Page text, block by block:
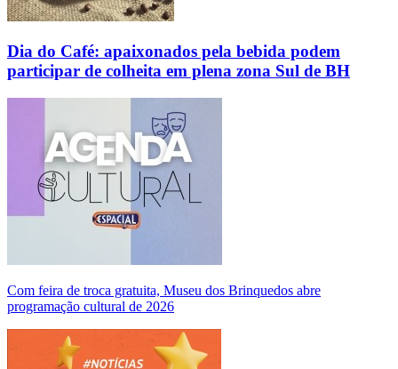
Dia do Café: apaixonados pela bebida podem
participar de colheita em plena zona Sul de BH
Com feira de troca gratuita, Museu dos Brinquedos abre
programação cultural de 2026